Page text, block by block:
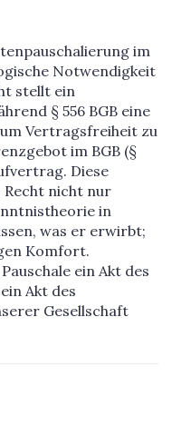
im
Notwendigkeit
stellt ein
§ 556 BGB eine
Vertragsfreiheit zu
im BGB (§
Diese
Recht nicht nur
in
was er erwirbt;
Komfort.
ein Akt des
Akt des
Gesellschaft